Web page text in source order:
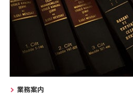
業務案内